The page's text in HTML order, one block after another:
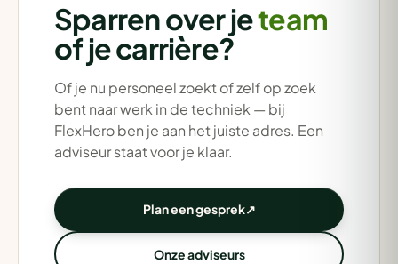
Sparren over jeteam
of je carrière?
Of je nu personeel zoekt of zelf op zoek
bent naar werk in de techniek — bij
FlexHero ben je aan het juiste adres. Een
adviseur staat voor je klaar.
Plan een gesprek↗
Onze adviseurs